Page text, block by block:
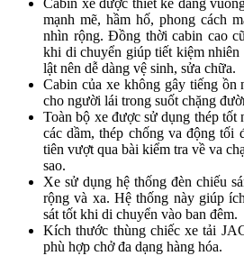
Cabin xe được thiết kế dáng
mạnh mẽ, hầm hố, phong cách
nhìn rộng. Đồng thời cabin cao
khi di chuyển giúp tiết kiệm nhiên
lật nên dễ dàng vệ sinh, sửa chữa.
Cabin của xe không gây tiếng ồn
cho người lái trong suốt chặng
Toàn bộ xe được sử dụng thép tốt
các dầm, thép chống va động tối
tiên vượt qua bài kiểm tra về va
sao.
Xe sử dụng hệ thống đèn chiếu
rộng và xa. Hệ thống này giúp
sát tốt khi di chuyển vào ban đêm.
Kích thước thùng chiếc xe tải
phù hợp chở đa dạng hàng hóa.